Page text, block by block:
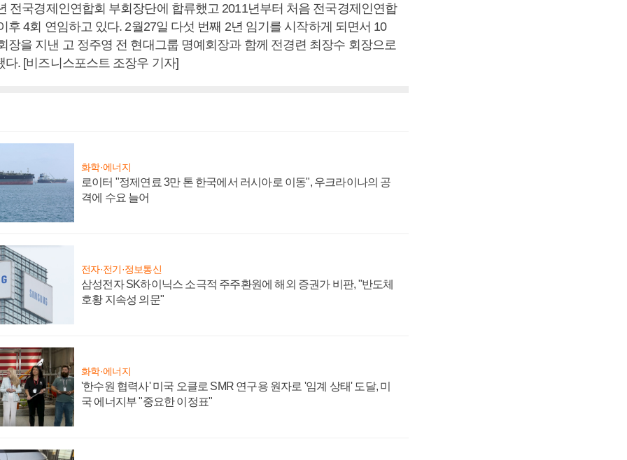
전국경제인연합회 부회장단에 합류했고 2011년부터 처음 전국경제인연합
후 4회 연임하고 있다. 2월27일 다섯 번째 2년 임기를 시작하게 되면서 10
장을 지낸 고 정주영 전 현대그룹 명예회장과 함께 전경련 최장수 회장으로
다. [비즈니스포스트 조장우 기자]
화학·에너지
로이터 "정제연료 3만 톤 한국에서 러시아로 이동", 우크라이나의 공
격에 수요 늘어
전자·전기·정보통신
삼성전자 SK하이닉스 소극적 주주환원에 해외 증권가 비판, "반도체
호황 지속성 의문"
화학·에너지
'한수원 협력사' 미국 오클로 SMR 연구용 원자로 '임계 상태' 도달, 미
국 에너지부 "중요한 이정표"